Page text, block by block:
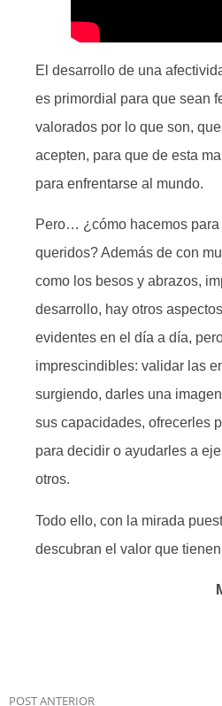
El desarrollo de una
es primordial para que sean
valorados por lo que son,
acepten, para que de esta
para enfrentarse al mundo.
Pero… ¿cómo hacemos
queridos? Además de con
como los besos y abrazos,
desarrollo, hay otros
evidentes en el día a día,
imprescindibles: validar las
surgiendo, darles una
sus capacidades, ofrecerles
para decidir o ayudarles a
otros.
Todo ello, con la mirada
descubran el valor que
POST ANTERIOR